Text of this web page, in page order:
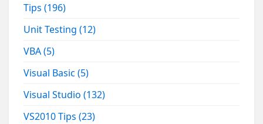
Tips(196)
Unit Testing(12)
VBA(5)
Visual Basic(5)
Visual Studio(132)
VS2010 Tips(23)